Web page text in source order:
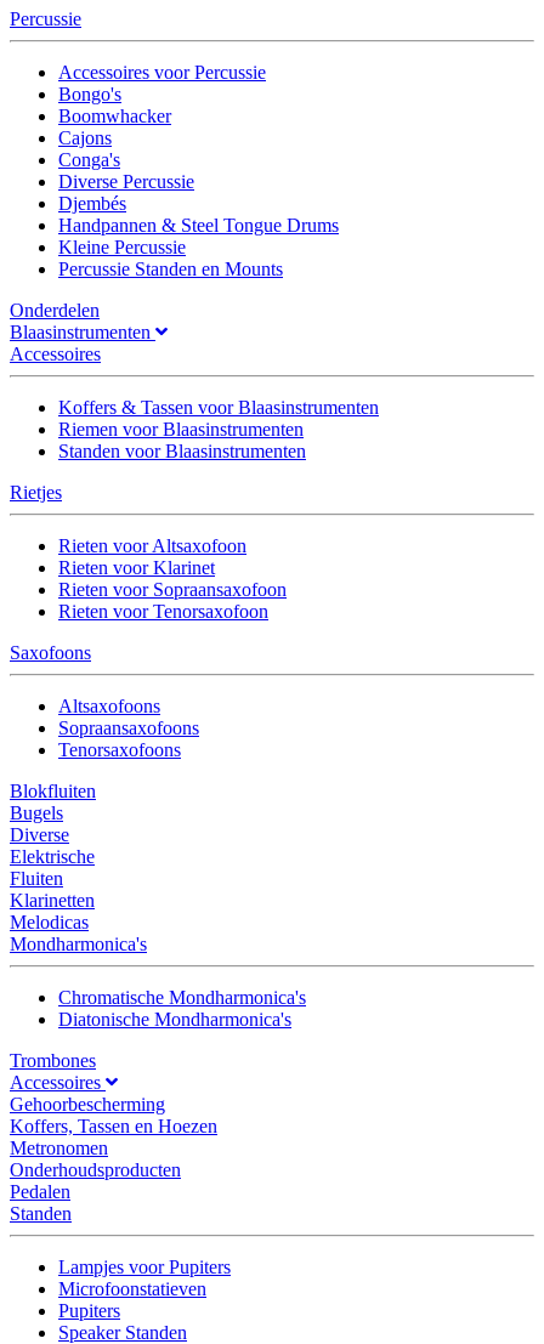
Percussie
Accessoires voor Percussie
Bongo's
Boomwhacker
Cajons
Conga's
Diverse Percussie
Djembés
Handpannen & Steel Tongue Drums
Kleine Percussie
Percussie Standen en Mounts
Onderdelen
Blaasinstrumenten
Accessoires
Koffers & Tassen voor Blaasinstrumenten
Riemen voor Blaasinstrumenten
Standen voor Blaasinstrumenten
Rietjes
Rieten voor Altsaxofoon
Rieten voor Klarinet
Rieten voor Sopraansaxofoon
Rieten voor Tenorsaxofoon
Saxofoons
Altsaxofoons
Sopraansaxofoons
Tenorsaxofoons
Blokfluiten
Bugels
Diverse
Elektrische
Fluiten
Klarinetten
Melodicas
Mondharmonica's
Chromatische Mondharmonica's
Diatonische Mondharmonica's
Trombones
Accessoires
Gehoorbescherming
Koffers, Tassen en Hoezen
Metronomen
Onderhoudsproducten
Pedalen
Standen
Lampjes voor Pupiters
Microfoonstatieven
Pupiters
Speaker Standen